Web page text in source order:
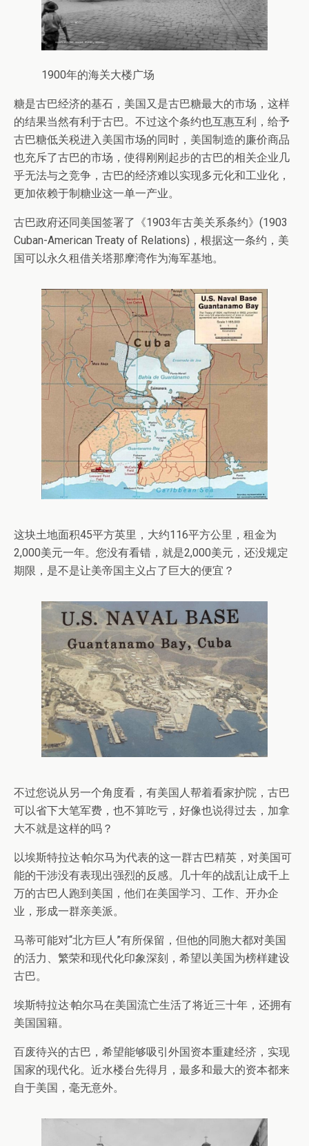
1900年的海关大楼广场
糖是古巴经济的基石，美国又是古巴糖最大的市场，这样
的结果当然有利于古巴。不过这个条约也互惠互利，给予
古巴糖低关税进入美国市场的同时，美国制造的廉价商品
也充斥了古巴的市场，使得刚刚起步的古巴的相关企业几
乎无法与之竞争，古巴的经济难以实现多元化和工业化，
更加依赖于制糖业这一单一产业。
古巴政府还同美国签署了《1903年古美关系条约》(1903
Cuban-American Treaty of Relations)，根据这一条约，美
国可以永久租借关塔那摩湾作为海军基地。
这块土地面积45平方英里，大约116平方公里，租金为
2,000美元一年。您没有看错，就是2,000美元，还没规定
期限，是不是让美帝国主义占了巨大的便宜？
不过您说从另一个角度看，有美国人帮着看家护院，古巴
可以省下大笔军费，也不算吃亏，好像也说得过去，加拿
大不就是这样的吗？
以埃斯特拉达·帕尔马为代表的这一群古巴精英，对美国可
能的干涉没有表现出强烈的反感。几十年的战乱让成千上
万的古巴人跑到美国，他们在美国学习、工作、开办企
业，形成一群亲美派。
马蒂可能对“北方巨人”有所保留，但他的同胞大都对美国
的活力、繁荣和现代化印象深刻，希望以美国为榜样建设
古巴。
埃斯特拉达·帕尔马在美国流亡生活了将近三十年，还拥有
美国国籍。
百废待兴的古巴，希望能够吸引外国资本重建经济，实现
国家的现代化。近水楼台先得月，最多和最大的资本都来
自于美国，毫无意外。